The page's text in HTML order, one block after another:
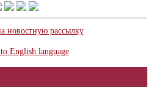
новостную рассылку
English language